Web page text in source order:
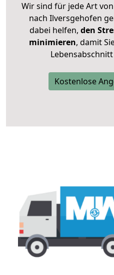
Wir sind für jede Art
nach Ilversgehofen
dabei helfen, den
minimieren, damit
Kostenlose